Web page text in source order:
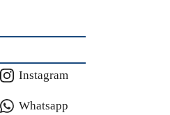
Instagram
Whatsapp